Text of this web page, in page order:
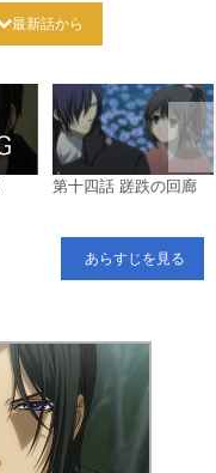
最新話から
第十四話 蹉跌の回廊
あらすじを見る